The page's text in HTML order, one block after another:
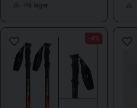
På lager
-4%